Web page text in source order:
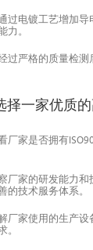
过电镀工艺增加
。
过严格的质量检
择一家优质
厂家是否拥有
厂家的研发能力
的技术服务体系。
厂家使用的生产